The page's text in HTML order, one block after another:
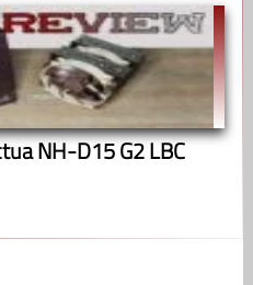
NH-D15 G2 LBC